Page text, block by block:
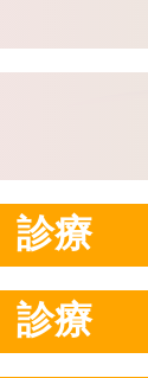
診療
診療